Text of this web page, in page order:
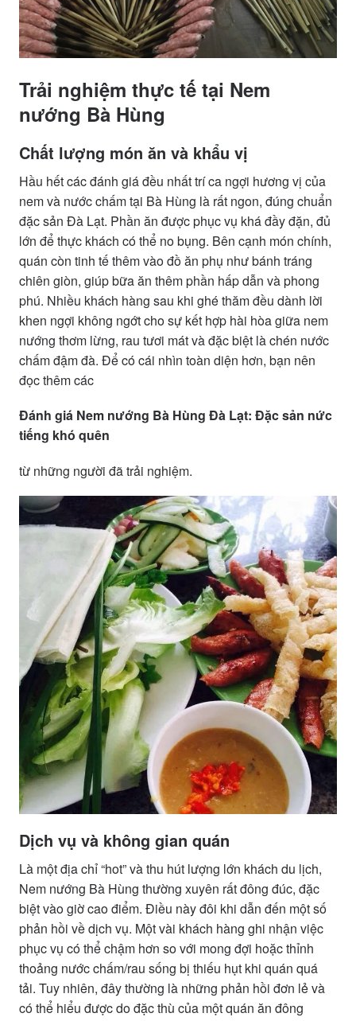
Trải nghiệm thực tế tại Nem
nướng Bà Hùng
Chất lượng món ăn và khẩu vị
Hầu hết các đánh giá đều nhất trí ca ngợi hương vị của
nem và nước chấm tại Bà Hùng là rất ngon, đúng chuẩn
đặc sản Đà Lạt. Phần ăn được phục vụ khá đầy đặn, đủ
lớn để thực khách có thể no bụng. Bên cạnh món chính,
quán còn tinh tế thêm vào đồ ăn phụ như bánh tráng
chiên giòn, giúp bữa ăn thêm phần hấp dẫn và phong
phú. Nhiều khách hàng sau khi ghé thăm đều dành lời
khen ngợi không ngớt cho sự kết hợp hài hòa giữa nem
nướng thơm lừng, rau tươi mát và đặc biệt là chén nước
chấm đậm đà. Để có cái nhìn toàn diện hơn, bạn nên
đọc thêm các
Đánh giá Nem nướng Bà Hùng Đà Lạt: Đặc sản nức
tiếng khó quên
từ những người đã trải nghiệm.
Dịch vụ và không gian quán
Là một địa chỉ “hot” và thu hút lượng lớn khách du lịch,
Nem nướng Bà Hùng thường xuyên rất đông đúc, đặc
biệt vào giờ cao điểm. Điều này đôi khi dẫn đến một số
phản hồi về dịch vụ. Một vài khách hàng ghi nhận việc
phục vụ có thể chậm hơn so với mong đợi hoặc thỉnh
thoảng nước chấm/rau sống bị thiếu hụt khi quán quá
tải. Tuy nhiên, đây thường là những phản hồi đơn lẻ và
có thể hiểu được do đặc thù của một quán ăn đông